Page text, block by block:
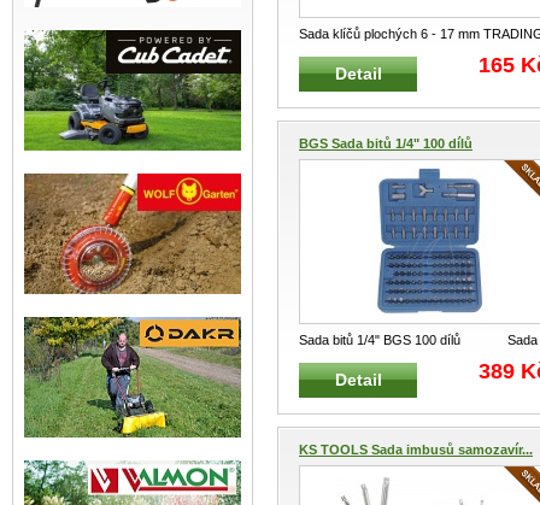
Sada klíčů plochých 6 - 17 mm
6 dílná Klasické montážní očkové v...
Detail 165
BGS Sada bitů 1/4" 100 dílů
Sada bitů 1/4" BGS 100 dílů Sada
obsahuje : 1 ks magn
Detail 389
KS TOOLS Sada imbusů samozavír...